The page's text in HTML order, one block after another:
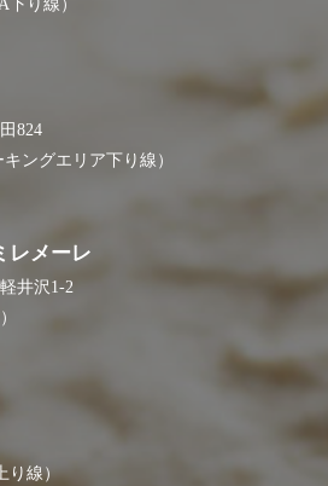
下り線）
824
ングエリア下り線）
レメーレ
井沢1-2
り線）